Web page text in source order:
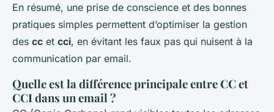
En résumé, une prise de conscience et des bonnes
pratiques simples permettent d’optimiser la gestion
des cc et cci, en évitant les faux pas qui nuisent à la
communication par email.
Quelle est la différence principale entre CC et
CCI dans un email ?